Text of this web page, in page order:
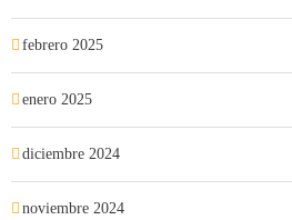
febrero 2025
enero 2025
diciembre 2024
noviembre 2024